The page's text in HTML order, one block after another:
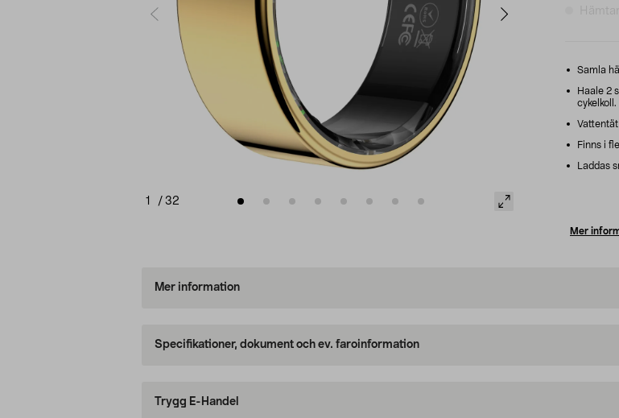
1 / 32
Samla
Haale 2
cykelkoll.
Finns i
Laddas
Mer
Mer information
Specifikationer, dokument och ev. faroinformation
Trygg E-Handel